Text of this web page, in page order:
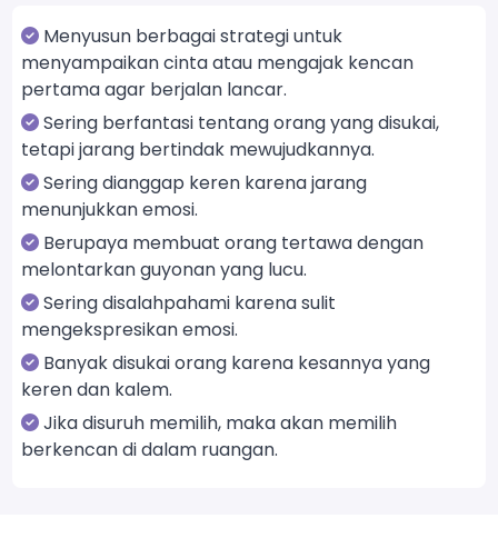
Menyusun berbagai strategi untuk
menyampaikan cinta atau mengajak kencan
pertama agar berjalan lancar.
Sering berfantasi tentang orang yang disukai,
tetapi jarang bertindak mewujudkannya.
Sering dianggap keren karena jarang
menunjukkan emosi.
Berupaya membuat orang tertawa dengan
melontarkan guyonan yang lucu.
Sering disalahpahami karena sulit
mengekspresikan emosi.
Banyak disukai orang karena kesannya yang
keren dan kalem.
Jika disuruh memilih, maka akan memilih
berkencan di dalam ruangan.